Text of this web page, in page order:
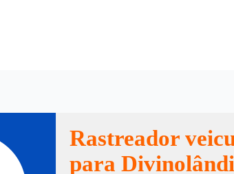
Rastreador
para